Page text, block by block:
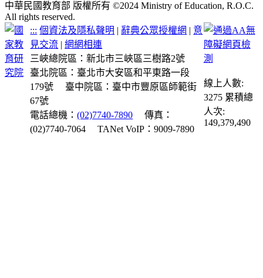
中華民國教育部 版權所有 ©2024 Ministry of Education, R.O.C.
All rights reserved.
::: 個資法及隱私聲明 | 辭典公眾授權網 | 意
見交流 |網網相連
三峽總院區：新北市三峽區三樹路2號
臺北院區：臺北市大安區和平東路一段
179號
臺中院區：臺中市豐原區師範街
67號
電話總機：(02)7740-7890
傳真：
(02)7740-7064
TANet VoIP：9009-7890
線上人數:
3275 累積總
人次:
149,379,490